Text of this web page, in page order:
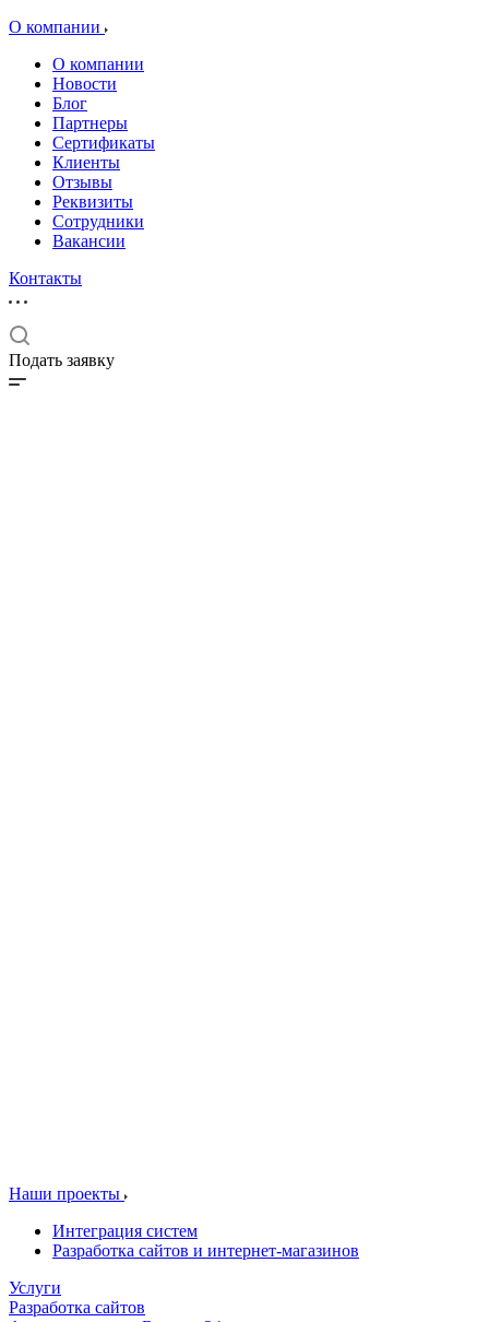
О компании
О компании
Новости
Блог
Партнеры
Сертификаты
Клиенты
Отзывы
Реквизиты
Сотрудники
Вакансии
Контакты
Подать заявку
Наши проекты
Интеграция систем
Разработка сайтов и интернет-магазинов
Услуги
Разработка сайтов